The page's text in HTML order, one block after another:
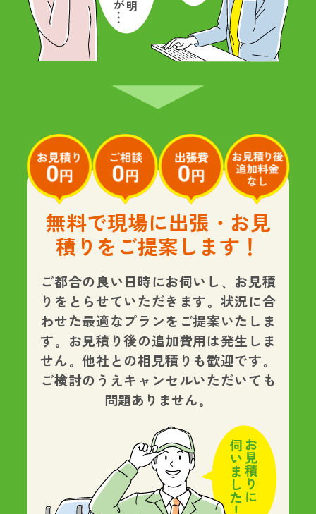
無料で現場に出張・お見
積りをご提案します！
ご都合の良い日時にお伺いし、お見積
りをとらせていただきます。状況に合
わせた最適なプランをご提案いたしま
す。
お見積り後の追加費用は発生しま
せん。他社との相見積りも歓迎です。
ご検討のうえキャンセルいただいても
問題ありません。